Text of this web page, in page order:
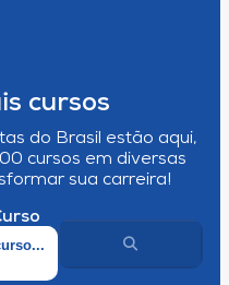
cursos
do Brasil estão aqui,
cursos em diversas
sua carreira!